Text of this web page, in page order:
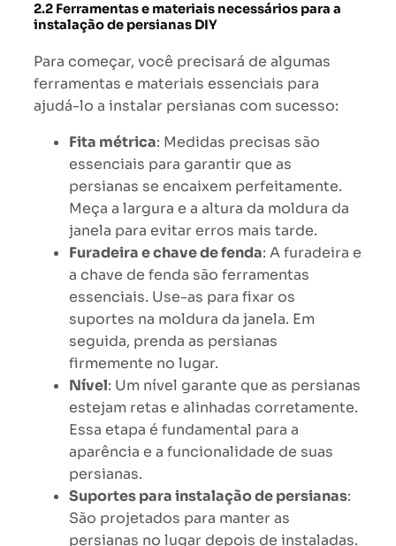
2.2 Ferramentas e materiais necessários para a
instalação de persianas DIY
Para começar, você precisará de algumas
ferramentas e materiais essenciais para
ajudá-lo a instalar persianas com sucesso:
Fita métrica: Medidas precisas são
essenciais para garantir que as
persianas se encaixem perfeitamente.
Meça a largura e a altura da moldura da
janela para evitar erros mais tarde.
Furadeira e chave de fenda: A furadeira e
a chave de fenda são ferramentas
essenciais. Use-as para fixar os
suportes na moldura da janela. Em
seguida, prenda as persianas
firmemente no lugar.
Nível: Um nível garante que as persianas
estejam retas e alinhadas corretamente.
Essa etapa é fundamental para a
aparência e a funcionalidade de suas
persianas.
Suportes para instalação de persianas:
São projetados para manter as
persianas no lugar depois de instaladas.